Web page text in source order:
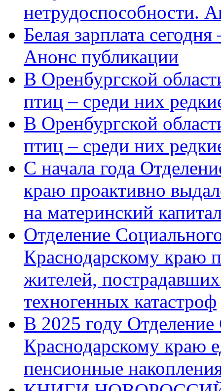
нетрудоспособности.
Белая зарплата
Анонс публикации
В Оренбургской
птиц – среди них
В Оренбургской
птиц – среди них
С начала года
краю проактивно
на материнский
Отделение
Краснодарскому краю
жителей,
техногенных катастроф
В 2025 году
Краснодарскому краю
пенсионные